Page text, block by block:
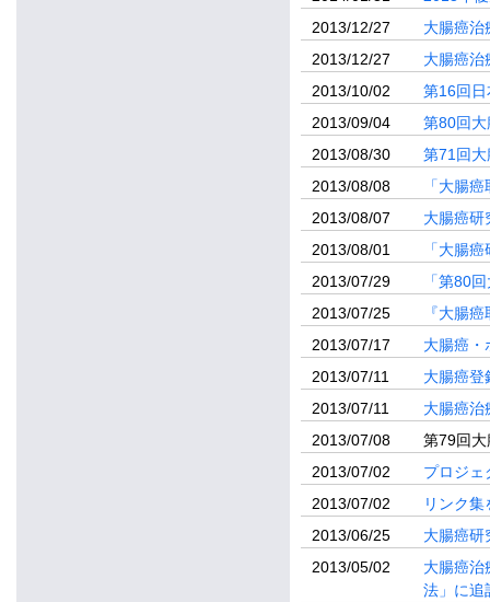
2013/12/27
大腸癌治
2013/12/27
大腸癌治
2013/10/02
第16回
2013/09/04
第80回
2013/08/30
第71回
2013/08/08
「大腸
2013/08/07
大腸癌研
2013/08/01
「大腸
2013/07/29
「第80
2013/07/25
『大腸
2013/07/17
大腸癌・
2013/07/11
大腸癌
2013/07/11
大腸癌治
2013/07/08
第79回
2013/07/02
プロジ
2013/07/02
リンク
2013/06/25
大腸癌研
2013/05/02
大腸癌治
法」に追